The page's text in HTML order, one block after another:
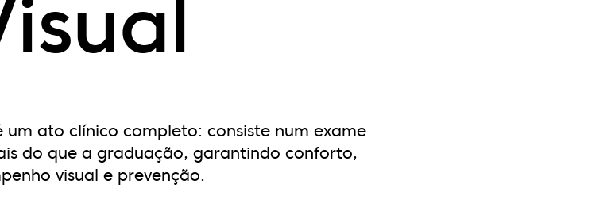
ato clínico completo: consiste num exame
do que a graduação, garantindo conforto,
visual e prevenção.